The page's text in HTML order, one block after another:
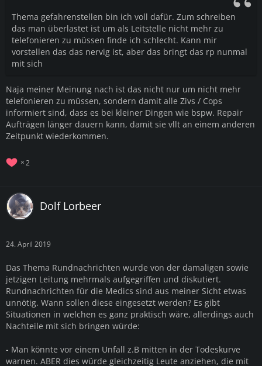
Thema gefahrenstellen bin ich voll dafür. Zum schreiben
das man überlastet ist um als Leitstelle nicht mehr zu
telefonieren zu müssen finde ich schlecht. Kann mir
vorstellen das das nervig ist, aber das bringt das rp nunmal
mit sich
Naja meiner Meinung nach ist das nicht nur um nicht mehr
telefonieren zu müssen, sondern damit alle Zivs / Cops
informiert sind, dass es bei kleiner Dingen wie bspw. Repair
Aufträgen länger dauern kann, damit sie vllt an einem anderen
Zeitpunkt wiederkommen.
2
Dolf Lorbeer
24. April 2019
Das Thema Rundnachrichten wurde von der damaligen sowie
jetzigen Leitung mehrmals aufgegriffen und diskutiert.
Rundnachrichten für die Medics sind aus meiner Sicht etwas
unnötig. Wann sollen diese eingesetzt werden? Es gibt
Situationen in welchen es ganz praktisch wäre, allerdings auch
Nachteile mit sich bringen würde:
- Man könnte vor einem Unfall z.B mitten in der Todeskurve
warnen. ABER dies würde gleichzeitig Leute anziehen, die mit